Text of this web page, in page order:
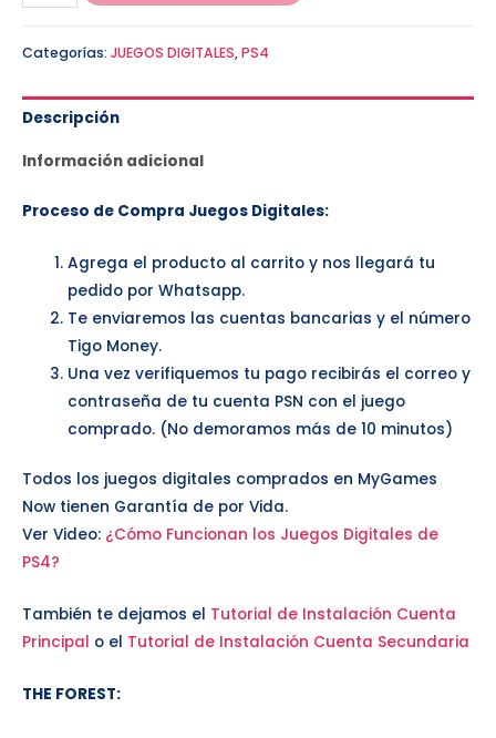
Categorías: JUEGOS DIGITALES,PS4
Descripción
Información adicional
Proceso de Compra Juegos Digitales:
Agrega el producto al carrito y nos llegará tu
pedido por Whatsapp.
Te enviaremos las cuentas bancarias y el número
Tigo Money.
Una vez verifiquemos tu pago recibirás el correo y
contraseña de tu cuenta PSN con el juego
comprado. (No demoramos más de 10 minutos)
Todos los juegos digitales comprados en MyGames
Now tienen Garantía de por Vida.
Ver Video: ¿Cómo Funcionan los Juegos Digitales de
PS4?
También te dejamos el Tutorial de Instalación Cuenta
Principal o el Tutorial de Instalación Cuenta Secundaria
THE FOREST: